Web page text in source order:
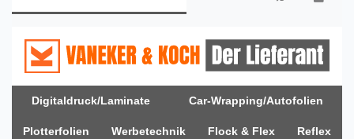
Digitaldruck/Laminate Car-Wrapping/Autofolien
Plotterfolien Werbetechnik Flock & Flex Reflex